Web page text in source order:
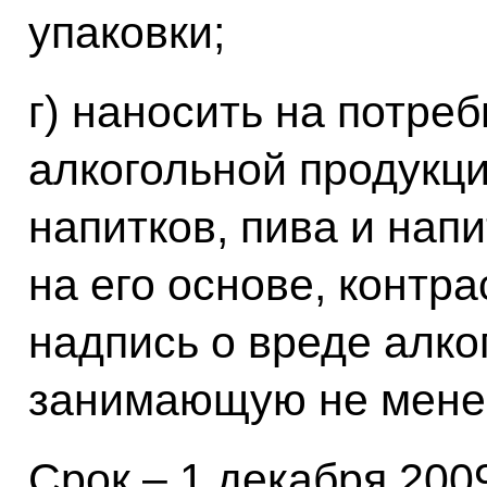
упаковки;
г) наносить на
алкогольной
напитков, пива и
на его основе,
надпись о вреде
занимающую не